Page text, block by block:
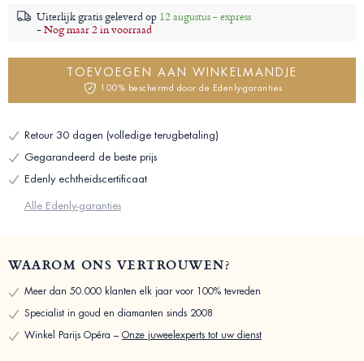
Uiterlijk gratis geleverd op 12 augustus - express
-Nog maar 2 in voorraad
TOEVOEGEN AAN WINKELMANDJE
100% beschermd door de Edenly-garanties
Retour 30 dagen (volledige terugbetaling)
Gegarandeerd de beste prijs
Edenly echtheidscertificaat
Alle Edenly-garanties
WAAROM ONS VERTROUWEN?
Meer dan 50.000 klanten elk jaar voor 100% tevreden
Specialist in goud en diamanten sinds 2008
Winkel Parijs Opéra – Onze juweelexperts tot uw dienst